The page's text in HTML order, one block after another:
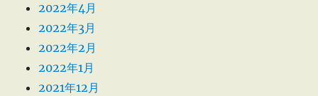
2022年4月
2022年3月
2022年2月
2022年1月
2021年12月